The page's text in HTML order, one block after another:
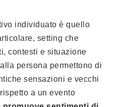
individuato è quello
setting che
contesti e situazione
persona permettono di
sensazioni e vecchi
a un evento